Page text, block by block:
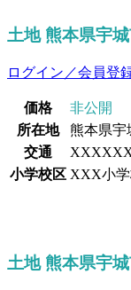
土地 熊本県宇
ログイン／会員登
価格
非公開
所在地
熊本県宇
交通
小学校区 XXX小
土地 熊本県宇